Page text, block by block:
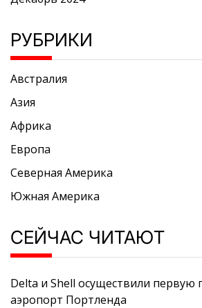
РУБРИКИ
Австралия
Азия
Африка
Европа
Северная Америка
Южная Америка
СЕЙЧАС ЧИТАЮТ
Delta и Shell осуществили первую
аэропорт Портленда